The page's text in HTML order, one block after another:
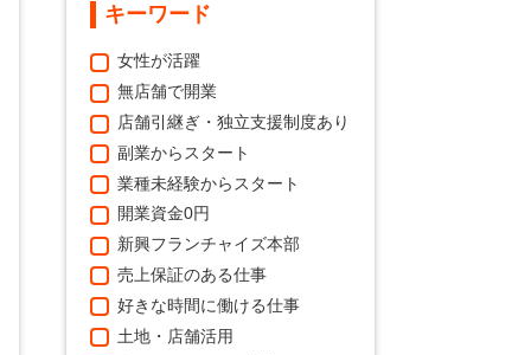
キーワード
女性が活躍
無店舗で開業
店舗引継ぎ・独立支援制度あり
副業からスタート
業種未経験からスタート
開業資金0円
新興フランチャイズ本部
売上保証のある仕事
好きな時間に働ける仕事
土地・店舗活用